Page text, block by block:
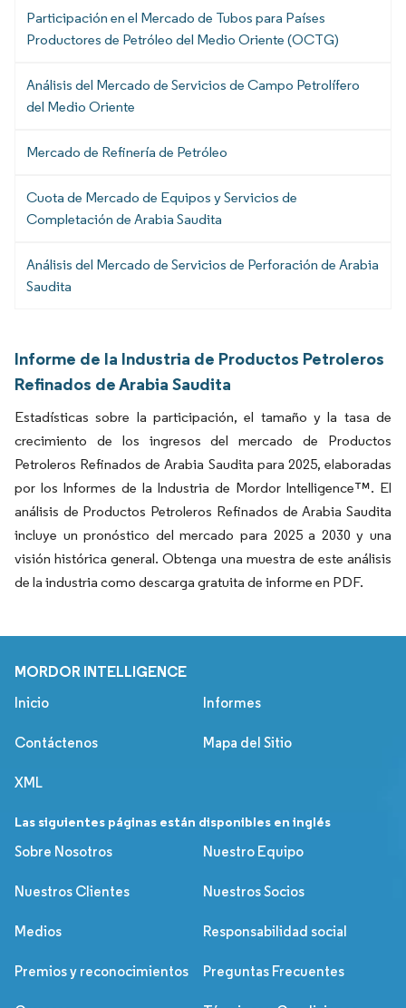
Participación en el Mercado de Tubos para Países
Productores de Petróleo del Medio Oriente (OCTG)
Análisis del Mercado de Servicios de Campo Petrolífero
del Medio Oriente
Mercado de Refinería de Petróleo
Cuota de Mercado de Equipos y Servicios de
Completación de Arabia Saudita
Análisis del Mercado de Servicios de Perforación de Arabia
Saudita
Informe de la Industria de Productos Petroleros
Refinados de Arabia Saudita
Estadísticas sobre la participación, el tamaño y la tasa de
crecimiento de los ingresos del mercado de Productos
Petroleros Refinados de Arabia Saudita para 2025, elaboradas
por los Informes de la Industria de Mordor Intelligence™. El
análisis de Productos Petroleros Refinados de Arabia Saudita
incluye un pronóstico del mercado para 2025 a 2030 y una
visión histórica general. Obtenga una muestra de este análisis
de la industria como descarga gratuita de informe en PDF.
MORDOR INTELLIGENCE
Inicio Informes
Contáctenos Mapa del Sitio
XML
Las siguientes páginas están disponibles en inglés
Sobre Nosotros
Nuestro Equipo
Nuestros Clientes Nuestros Socios
Medios Responsabilidad social
Premios y reconocimientos Preguntas Frecuentes